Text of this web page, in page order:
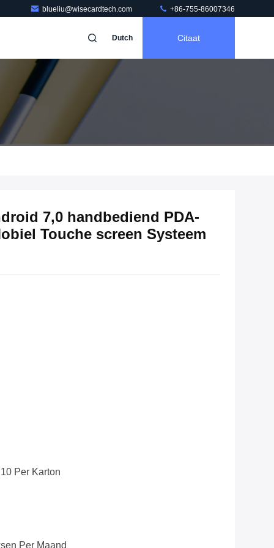
blueliu@wisecardtech.com +86-755-86007346
Dutch Citaat
7,0 handbediend PDA-
Touche screen Systeem
Per Karton
Per Maand